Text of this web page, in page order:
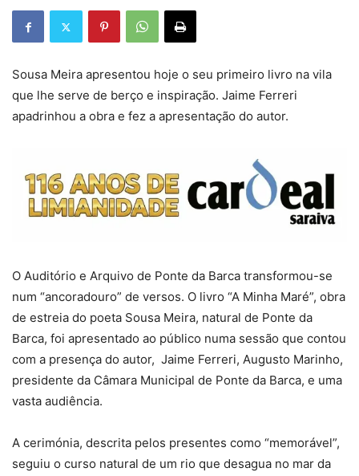
Sousa Meira apresentou hoje o seu primeiro livro na vila
que lhe serve de berço e inspiração. Jaime Ferreri
apadrinhou a obra e fez a apresentação do autor.
O Auditório e Arquivo de Ponte da Barca transformou-se
num “ancoradouro” de versos. O livro “A Minha Maré”, obra
de estreia do poeta Sousa Meira, natural de Ponte da
Barca, foi apresentado ao público numa sessão que contou
com a presença do autor, Jaime Ferreri, Augusto Marinho,
presidente da Câmara Municipal de Ponte da Barca, e uma
vasta audiência.
A cerimónia, descrita pelos presentes como “memorável”,
seguiu o curso natural de um rio que desagua no mar da